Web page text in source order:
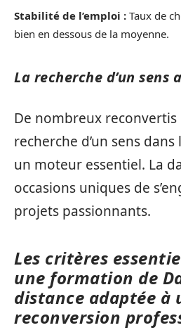
Stabilité de l’emploi : Taux de
bien en dessous de la moyenne.
La recherche d’un sens
De nombreux
recherche d’un sens
un moteur essentiel. La
occasions uniques de
projets passionnants.
Les critères
une formation de
distance adaptée à
reconversion